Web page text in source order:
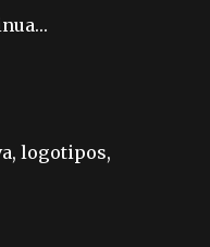
logotipos,